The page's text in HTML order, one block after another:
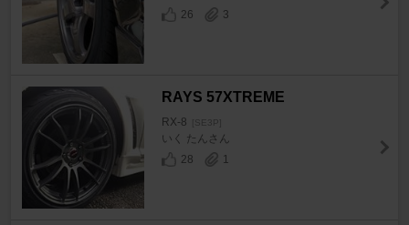
26 3
RAYS 57XTREME
RX-8 [SE3P]
いく たんさん
28
1